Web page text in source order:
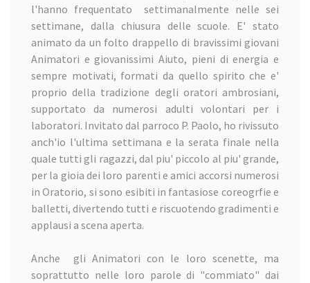
l'hanno frequentato settimanalmente nelle sei
settimane, dalla chiusura delle scuole. E' stato
animato da un folto drappello di bravissimi giovani
Animatori e giovanissimi Aiuto, pieni di energia e
sempre motivati, formati da quello spirito che e'
proprio della tradizione degli oratori ambrosiani,
supportato da numerosi adulti volontari per i
laboratori. Invitato dal parroco P. Paolo, ho rivissuto
anch'io l'ultima settimana e la serata finale nella
quale tutti gli ragazzi, dal piu' piccolo al piu' grande,
per la gioia dei loro parenti e amici accorsi numerosi
in Oratorio, si sono esibiti in fantasiose coreogrfie e
balletti, divertendo tutti e riscuotendo gradimenti e
applausi a scena aperta.
Anche gli Animatori con le loro scenette, ma
soprattutto nelle loro parole di "commiato" dai